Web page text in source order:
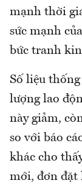
mạnh thời
sức mạnh
bức tranh
Số liệu
lượng lao
này giảm,
so với báo
khác cho
mới, đơn đặt